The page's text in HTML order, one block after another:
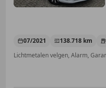
07/2021 138.718 km